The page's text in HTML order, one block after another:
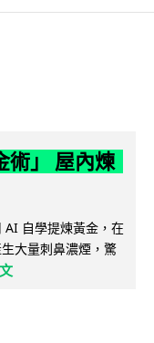
術」 屋內煉
AI 自學提煉黃金，在
大量刺鼻濃煙，驚